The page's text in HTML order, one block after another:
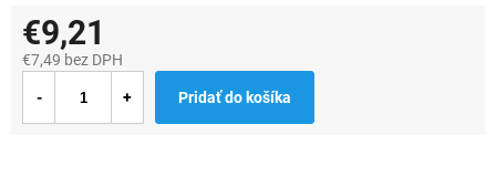
€9,21
€7,49 bez DPH
cena:
Pridať do košíka